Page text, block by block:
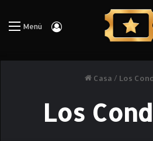
Menú Iniciar Sesión
Casa / Los
Los